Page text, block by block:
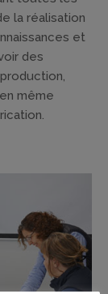
la réalisation
et
des
même